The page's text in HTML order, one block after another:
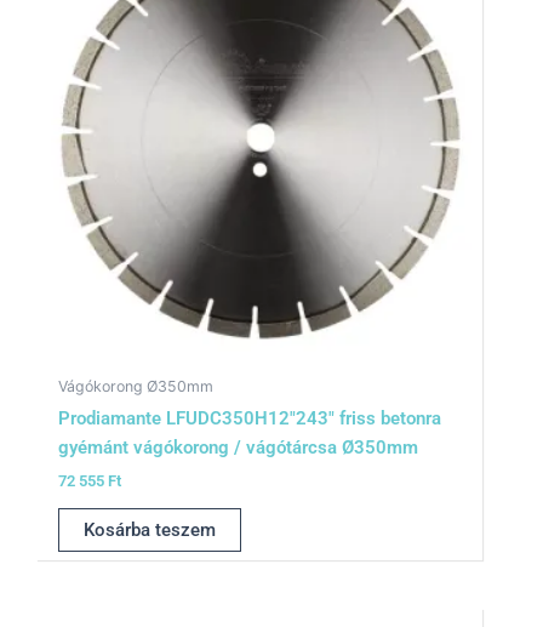
Vágókorong Ø350mm
Prodiamante LFUDC350H12″243″ friss betonra
gyémánt vágókorong / vágótárcsa Ø350mm
72 555 Ft
Kosárba teszem